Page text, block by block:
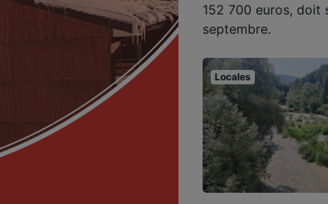
152 700 euros, doit
septembre.
Locales